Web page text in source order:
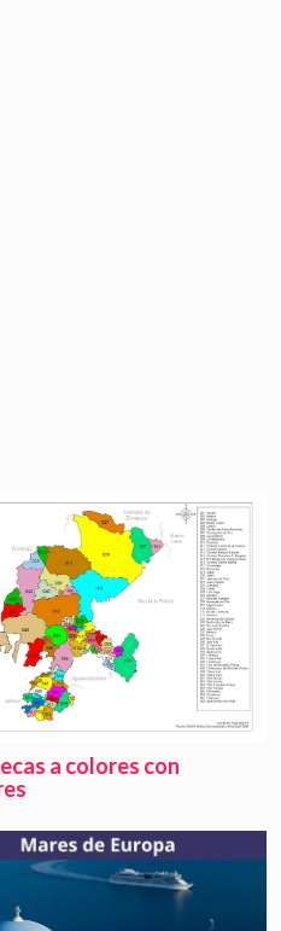
a colores con